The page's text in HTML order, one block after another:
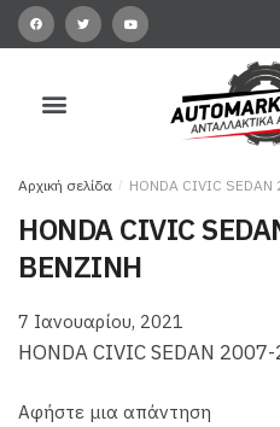
Αρχική σελίδα / HONDA CIVIC
HONDA CIVIC
ΒΕΝΖΙΝΗ
7 Ιανουαρίου, 2021
HONDA CIVIC SEDAN
Αφήστε μια απάντηση